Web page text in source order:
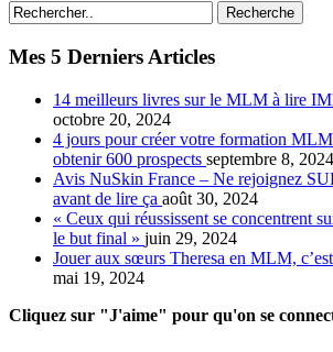
Recherche
Mes 5 Derniers Articles
14 meilleurs livres sur le MLM à lire
octobre 20, 2024
4 jours pour créer votre formation
obtenir 600 prospects septembre 8, 2024
Avis NuSkin France – Ne rejoignez
avant de lire ça août 30, 2024
« Ceux qui réussissent se concentrent
le but final » juin 29, 2024
Jouer aux sœurs Theresa en MLM,
mai 19, 2024
Cliquez sur "J'aime" pour qu'on se